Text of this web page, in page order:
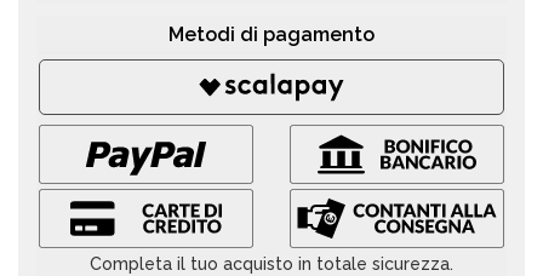
Metodi di pagamento
Completa il tuo acquisto in totale sicurezza.